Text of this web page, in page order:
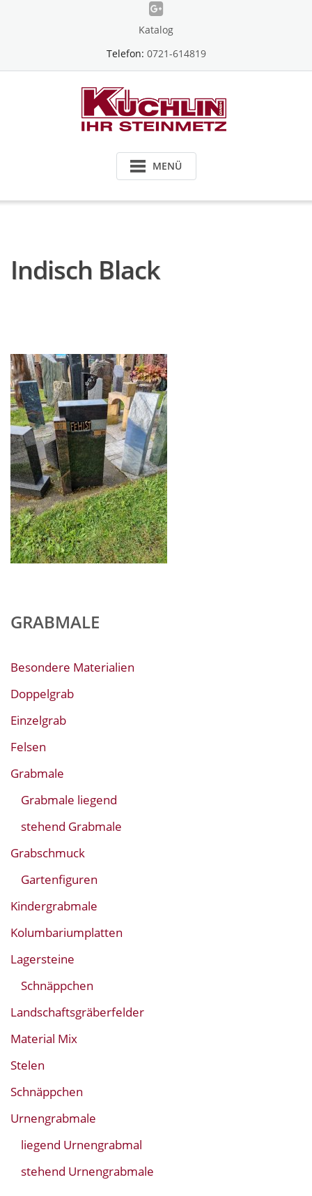
Katalog
Telefon: 0721-614819
MENÜ
Indisch Black
GRABMALE
Besondere Materialien
Doppelgrab
Einzelgrab
Felsen
Grabmale
Grabmale liegend
stehend Grabmale
Grabschmuck
Gartenfiguren
Kindergrabmale
Kolumbariumplatten
Lagersteine
Schnäppchen
Landschaftsgräberfelder
Material Mix
Stelen
Schnäppchen
Urnengrabmale
liegend Urnengrabmal
stehend Urnengrabmale